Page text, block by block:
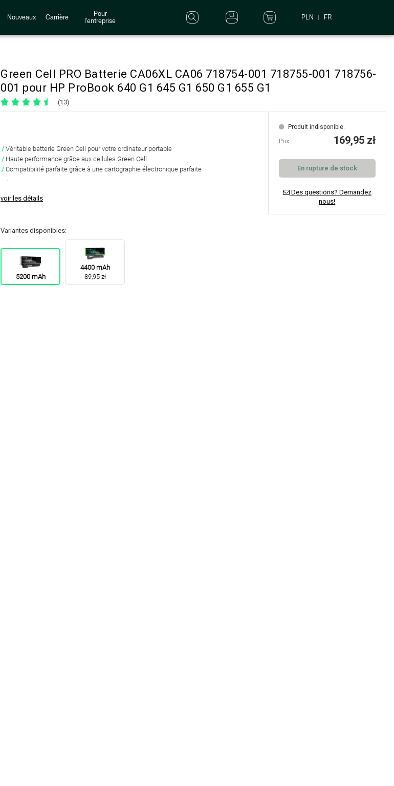
Nouveaux Carrière
Pour
l'entreprise
PLN FR
Green Cell PRO Batterie CA06XL CA06 718754-001 718755-001 718756-
001 pour HP ProBook 640 G1 645 G1 650 G1 655 G1
(13)
Véritable batterie Green Cell pour votre ordinateur portable
Haute performance grâce aux cellules Green Cell
Compatibilité parfaite grâce à une cartographie électronique parfaite
.
voir les détails
Produit indisponible.
Prix: 169,95 zł
En rupture de stock
Des questions? Demandez
nous!
Variantes disponibles:
5200 mAh
4400 mAh
89,95 zł